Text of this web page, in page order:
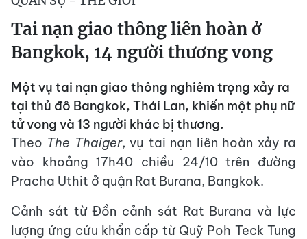
Tai nạn giao thông liên hoàn ở
Bangkok, 14 người thương vong
Một vụ tai nạn giao thông nghiêm trọng xảy ra
tại thủ đô Bangkok, Thái Lan, khiến một phụ nữ
tử vong và 13 người khác bị thương.
Theo The Thaiger, vụ tai nạn liên hoàn xảy ra
vào khoảng 17h40 chiều 24/10 trên đường
Pracha Uthit ở quận Rat Burana, Bangkok.
Cảnh sát từ Đồn cảnh sát Rat Burana và lực
lượng ứng cứu khẩn cấp từ Quỹ Poh Teck Tung